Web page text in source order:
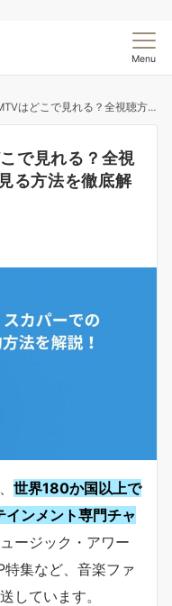
Menu
る？全視聴方法・料金比較・無料で見る方法を徹底解説
で見れる？全視
る方法を徹底解
世界180か国以上で
ンメント専門チャ
ージック・アワー
集など、音楽ファ
しています。